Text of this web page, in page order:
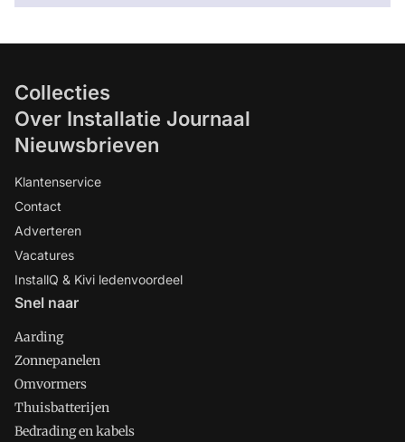
Collecties
Over Installatie Journaal
Nieuwsbrieven
Klantenservice
Contact
Adverteren
Vacatures
InstallQ & Kivi ledenvoordeel
Snel naar
Aarding
Zonnepanelen
Omvormers
Thuisbatterijen
Bedrading en kabels